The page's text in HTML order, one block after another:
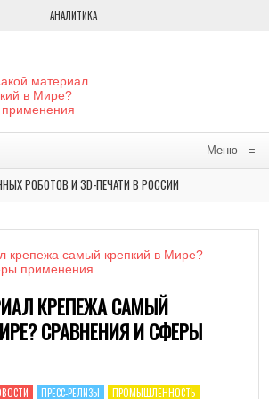
АНАЛИТИКА
Меню ≡
И 3D-ПЕЧАТИ В РОССИИ
КРЕПЕЖА САМЫЙ
СРАВНЕНИЯ И СФЕРЫ
ПРЕСС-РЕЛИЗЫ ПРОМЫШЛЕННОСТЬ